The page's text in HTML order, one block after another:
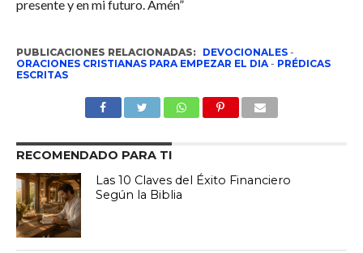
presente y en mi futuro. Amén”
PUBLICACIONES RELACIONADAS: DEVOCIONALES-
ORACIONES CRISTIANAS PARA EMPEZAR EL DIA- PRÉDICAS
ESCRITAS
RECOMENDADO PARA TI
Las 10 Claves del Éxito Financiero
Según la Biblia